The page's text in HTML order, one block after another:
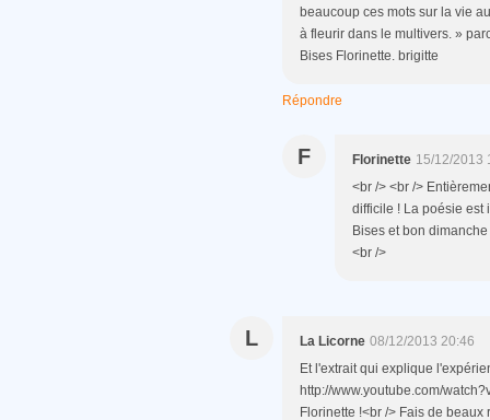
beaucoup ces mots sur la vie
à fleurir dans le multivers. »
Bises Florinette. brigitte
Répondre
F Florinette 15/12/2013
<br /> <br />
difficile ! La poésie est
Bises et bon
<br />
L La Licorne 08/12/2013 20:46
Et l'extrait qui explique
http://www.youtube.com/
Florinette !<br /> Fais de beaux